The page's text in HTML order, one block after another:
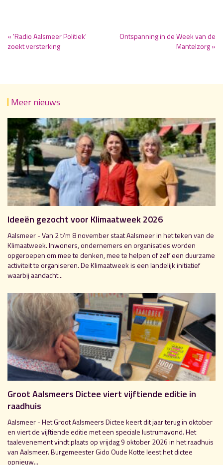
« 'Radio Aalsmeer Politiek'
zoekt versterking
Ontspanning in de Week van de
Mantelzorg »
Meer nieuws
Ideeën gezocht voor Klimaatweek 2026
Aalsmeer - Van 2 t/m 8 november staat Aalsmeer in het teken van de
Klimaatweek. Inwoners, ondernemers en organisaties worden
opgeroepen om mee te denken, mee te helpen of zelf een duurzame
activiteit te organiseren. De Klimaatweek is een landelijk initiatief
waarbij aandacht...
Groot Aalsmeers Dictee viert vijftiende editie in
raadhuis
Aalsmeer - Het Groot Aalsmeers Dictee keert dit jaar terug in oktober
en viert de vijftiende editie met een speciale lustrumavond. Het
taalevenement vindt plaats op vrijdag 9 oktober 2026 in het raadhuis
van Aalsmeer. Burgemeester Gido Oude Kotte leest het dictee
opnieuw...